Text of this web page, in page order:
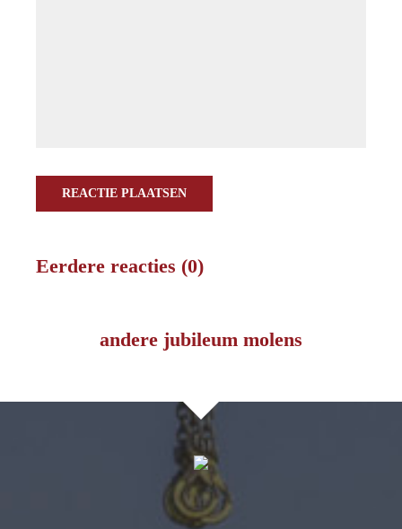
REACTIE PLAATSEN
Eerdere reacties (0)
andere jubileum molens